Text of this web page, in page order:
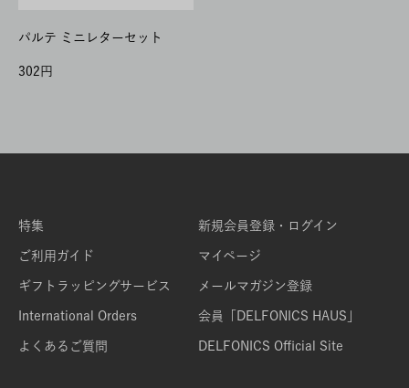
パルテ ミニレターセット
302
特集
ご利用ガイド
ギフトラッピングサービス
International Orders
よくあるご質問
新規会員登録・ログイン
マイページ
メールマガジン登録
会員「DELFONICS HAUS」
DELFONICS Official Site